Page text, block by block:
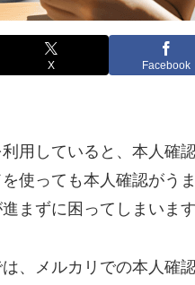
X Facebook
用していると、本人確
使っても本人確認がう
まずに困ってしまいます
、メルカリでの本人確